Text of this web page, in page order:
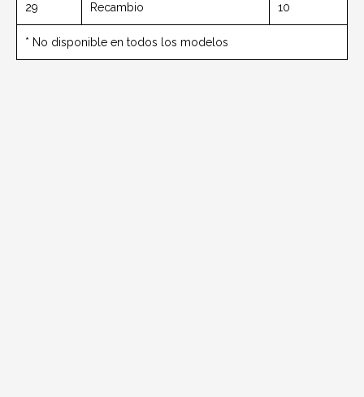
29 Recambio 10
* No disponible en todos los modelos